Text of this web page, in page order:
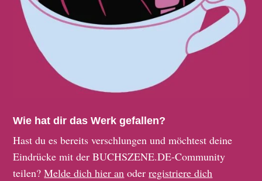
Wie hat dir das Werk gefallen?
Hast du es bereits verschlungen und möchtest deine
Eindrücke mit der BUCHSZENE.DE-Community
teilen?Melde dich hier an oderregistriere dich